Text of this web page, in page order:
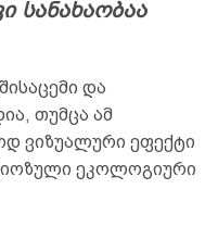
სანახაობაა
და
თუმცა ამ
ვიზუალური ეფექტი
ეკოლოგიური